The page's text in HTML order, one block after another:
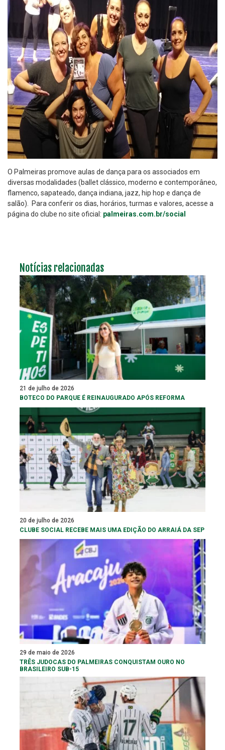
O Palmeiras promove aulas de dança para os associados em
diversas modalidades (ballet clássico, moderno e contemporâneo,
flamenco, sapateado, dança indiana, jazz, hip hop e dança de
salão). Para conferir os dias, horários, turmas e valores, acesse a
página do clube no site oficial: palmeiras.com.br/social
Notícias relacionadas
21 de julho de 2026
BOTECO DO PARQUE É REINAUGURADO APÓS REFORMA
20 de julho de 2026
CLUBE SOCIAL RECEBE MAIS UMA EDIÇÃO DO ARRAIÁ DA SEP
29 de maio de 2026
TRÊS JUDOCAS DO PALMEIRAS CONQUISTAM OURO NO
BRASILEIRO SUB-15